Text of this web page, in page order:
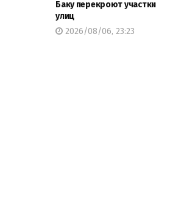
Баку перекроют участки
улиц
2026/08/06, 23:23